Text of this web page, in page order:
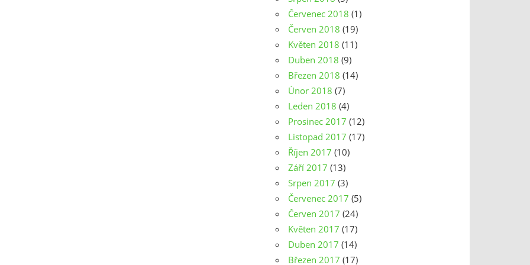
Červenec 2018 (1)
Červen 2018 (19)
Květen 2018 (11)
Duben 2018 (9)
Březen 2018 (14)
Únor 2018 (7)
Leden 2018 (4)
Prosinec 2017 (12)
Listopad 2017 (17)
Říjen 2017 (10)
Září 2017 (13)
Srpen 2017 (3)
Červenec 2017 (5)
Červen 2017 (24)
Květen 2017 (17)
Duben 2017 (14)
Březen 2017 (17)